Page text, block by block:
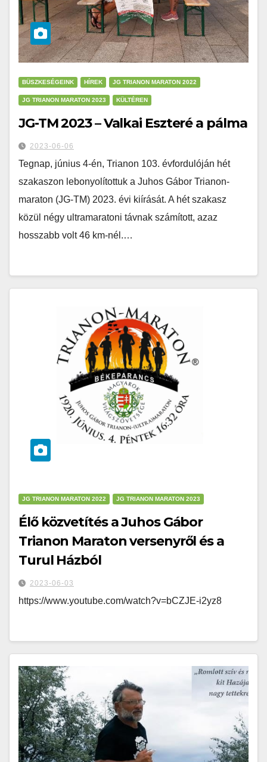
BÜSZKESÉGEINK HÍREK JG TRIANON MARATON 2022
JG TRIANON MARATON 2023 KÜLTÉREN
JG-TM 2023 – Valkai Eszteré a pálma
2023-06-06
Tegnap, június 4-én, Trianon 103. évfordulóján hét
szakaszon lebonyolítottuk a Juhos Gábor Trianon-
maraton (JG-TM) 2023. évi kiírását. A hét szakasz
közül négy ultramaratoni távnak számított, azaz
hosszabb volt 46 km-nél.…
JG TRIANON MARATON 2022 JG TRIANON MARATON 2023
Élő közvetítés a Juhos Gábor
Trianon Maraton versenyről és a
Turul Házból
2023-06-03
https://www.youtube.com/watch?v=bCZJE-i2yz8